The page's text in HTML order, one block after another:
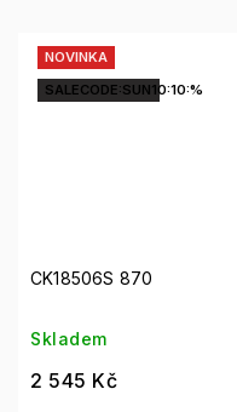
NOVINKA
SALECODE:SUN10:10:%
CK18506S 870
Skladem
2 545 Kč